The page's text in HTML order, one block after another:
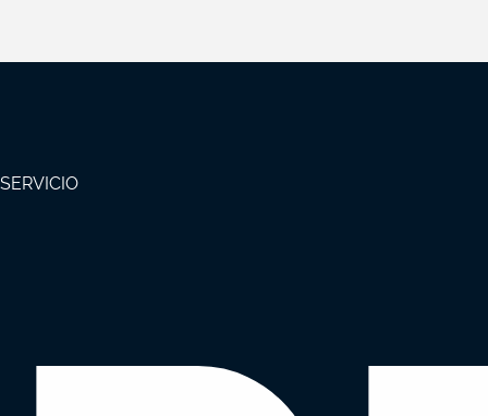
SERVICIO